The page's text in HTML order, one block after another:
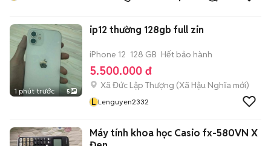
1 phút trước 5
ip12 thường 128gb full zin
iPhone 12 128 GB Hết bảo hành
5.500.000 đ
Xã Đức Lập Thượng (Xã Hậu Nghĩa mới)
L Lenguyen2332
Máy tính khoa học Casio fx-580VN X